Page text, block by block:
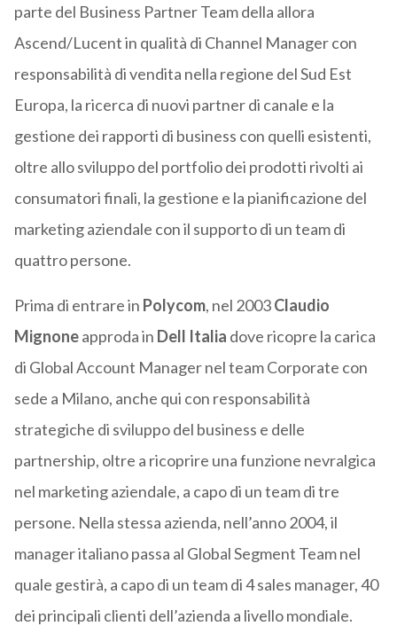
parte del Business Partner Team della allora
Ascend/Lucent in qualità di Channel Manager con
responsabilità di vendita nella regione del Sud Est
Europa, la ricerca di nuovi partner di canale e la
gestione dei rapporti di business con quelli esistenti,
oltre allo sviluppo del portfolio dei prodotti rivolti ai
consumatori finali, la gestione e la pianificazione del
marketing aziendale con il supporto di un team di
quattro persone.
Prima di entrare in Polycom, nel 2003Claudio
Mignoneapproda in Dell Italia dove ricopre la carica
di Global Account Manager nel team Corporate con
sede a Milano, anche qui con responsabilità
strategiche di sviluppo del business e delle
partnership, oltre a ricoprire una funzione nevralgica
nel marketing aziendale, a capo di un team di tre
persone. Nella stessa azienda, nell’anno 2004, il
manager italiano passa al Global Segment Team nel
quale gestirà, a capo di un team di 4 sales manager, 40
dei principali clienti dell’azienda a livello mondiale.